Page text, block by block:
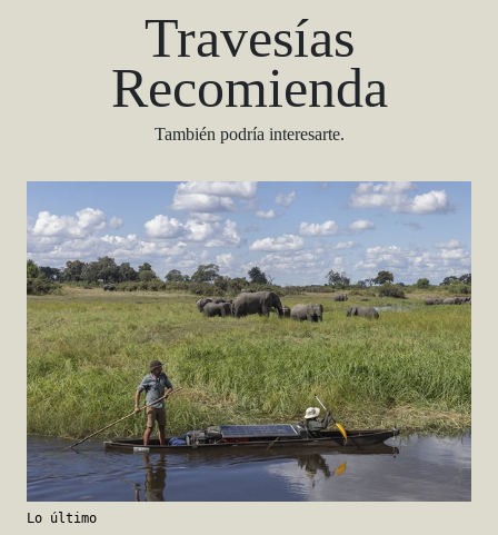
Travesías
Recomienda
También podría interesarte.
Lo último